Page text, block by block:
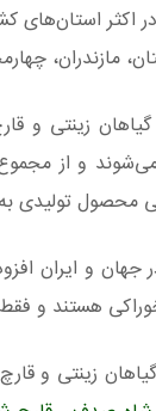
اکثر استان‌های
مازندران،
گیاهان زینتی
محصول تولیدی
زینتی و